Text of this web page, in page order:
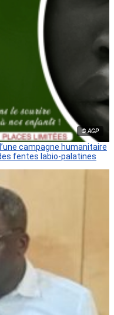
© AGP
campagne humanitaire
fentes labio-palatines